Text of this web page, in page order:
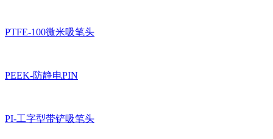
PTFE-100微米吸笔头
PEEK-防静电PIN
PI-工字型带铲吸笔头